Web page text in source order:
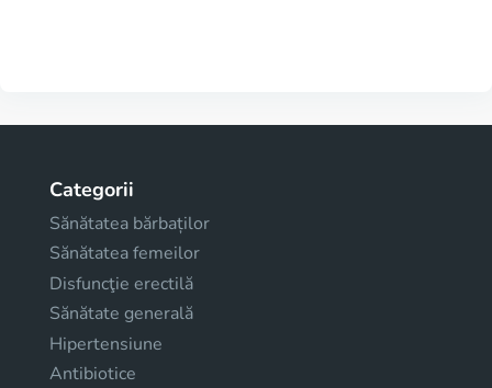
Categorii
Sănătatea bărbaților
Sănătatea femeilor
Disfuncţie erectilă
Sănătate generală
Hipertensiune
Antibiotice